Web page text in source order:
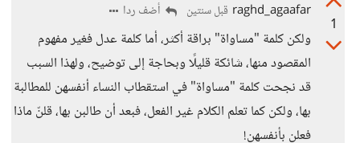
1
raghd_agaafar قبل سنتين أضف ردا
ولكن كلمة "مساواة" براقة أكثر، أما كلمة عدل فغير مفهوم
المقصود منها، شائكة قليلًا وبحاجة إلى توضيح، ولهذا السبب
قد نجحت كلمة "مساواة" في استقطاب النساء أنفسهن للمطالبة
بها، ولكن كما تعلم الكلام غير الفعل، فبعد أن طالبن بها، قلنّ ماذا
فعلن بأنفسهن!